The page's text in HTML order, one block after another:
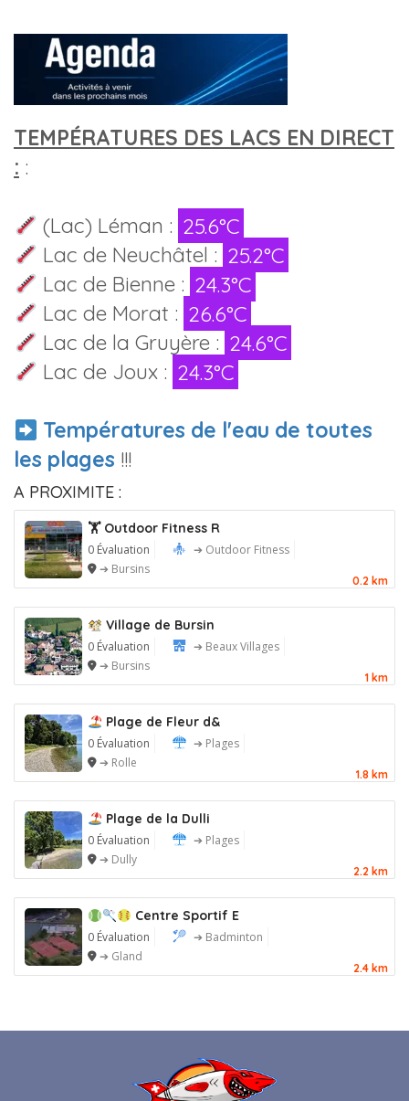
TEMPÉRATURES DES LACS EN DIRECT
: :
(Lac) Léman : 25.6°C
Lac de Neuchâtel : 25.2°C
Lac de Bienne : 24.3°C
Lac de Morat : 26.6°C
Lac de la Gruyère : 24.6°C
Lac de Joux : 24.3°C
Températures de l'eau de toutes
les plages !!!
A PROXIMITE :
🏋️ Outdoor Fitness R
0 Évaluation
➔ Outdoor Fitness
➔ Bursins
0.2 km
Village de Bursin
0 Évaluation
➔ Beaux Villages
➔ Bursins
1 km
Plage de Fleur d&
0 Évaluation
➔ Plages
➔ Rolle
1.8 km
Plage de la Dulli
0 Évaluation
➔ Plages
➔ Dully
2.2 km
Centre Sportif E
0 Évaluation
➔ Badminton
➔ Gland
2.4 km